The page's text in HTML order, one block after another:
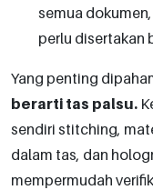
semua
perlu disertakan
Yang penting
berarti tas palsu.
sendiri stitching,
dalam tas, dan
mempermudah